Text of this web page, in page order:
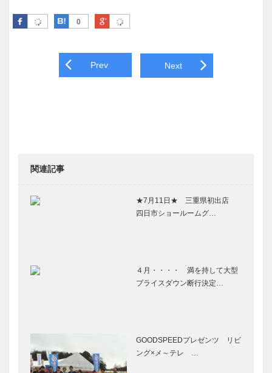
Facebook 0
はてなブックマーク
Google Plus
Post navigation
Prev Next
関連記事
★7月11日★ 三重県初出店
四日市ショールームグ…
４月・・・・ 満を持して大型
プライスダウン断行決定…
GOODSPEEDプレゼンツ リビ
ング×メ～テレ …